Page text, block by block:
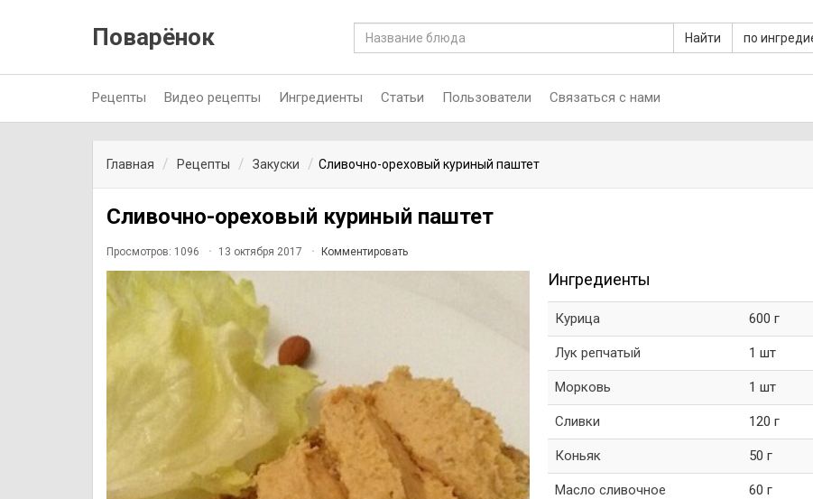
Поварёнок Найти по
Рецепты Видео рецепты Ингредиенты Статьи Пользователи Связаться с нами
Главная Рецепты Закуски Сливочно-ореховый куриный паштет
Сливочно-ореховый куриный паштет
Просмотров: 1096 13 октября 2017 Комментировать
Ингредиенты
Курица 600 г
Лук репчатый 1 шт
Морковь 1 шт
Сливки 120 г
Коньяк 50 г
Масло сливочное 60 г